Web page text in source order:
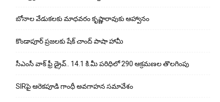
బోనాల వేడుకలకు మాధవరం కృష్ణారావుకు ఆహ్వానం
కొండాపూర్ ప్రజలకు షేక్ చాంద్ పాషా హామీ
సీఎంసీ వాక్ ఫ్రీ డ్రైవ్.. 14.1 కి.మీ పరిధిలో 290 ఆక్రమణల తొలగింపు
SIRపై ఆరెకపూడి గాంధీ అవగాహన సమావేశం